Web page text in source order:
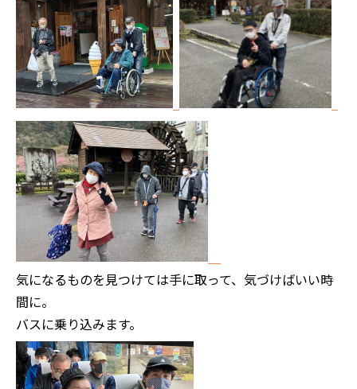
気になるものを見つけては手に取って、気づけばいい時
間に。
バスに乗り込みます。